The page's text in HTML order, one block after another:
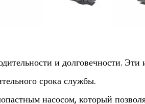
и долговечности.
срока службы.
насосом, который